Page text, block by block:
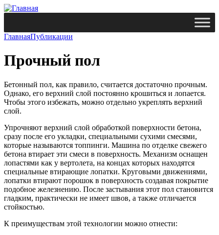
ГлавнаяПубликации
Прочный пол
Бетонный пол, как правило, считается достаточно прочным.
Однако, его верхний слой постоянно крошиться и лопается.
Чтобы этого избежать, можно отдельно укреплять верхний
слой.
Упрочняют верхний слой обработкой поверхности бетона,
сразу после его укладки, специальными сухими смесями,
которые называются топпинги. Машина по отделке свежего
бетона втирает эти смеси в поверхность. Механизм оснащен
лопастями как у вертолета, на концах которых находятся
специальные втирающие лопатки. Круговыми движениями,
лопатки втирают порошок в поверхность создавая покрытие
подобное железнению. После застывания этот пол становится
гладким, практически не имеет швов, а также отличается
стойкостью.
К преимуществам этой технологии можно отнести: